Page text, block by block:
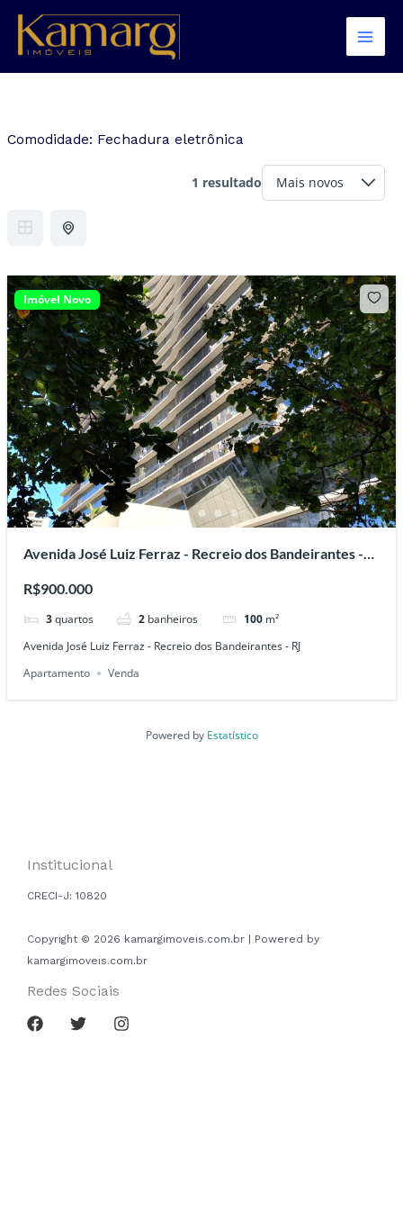
para
conteúdo
Comodidade: Fechadura eletrônica
1 resultado
Imóvel Novo
Avenida José Luiz Ferraz - Recreio dos Bandeirantes -
R$900.000
3 quartos 2 banheiros 100 m²
Avenida José Luiz Ferraz - Recreio dos Bandeirantes - RJ
Apartamento
Venda
Powered by Estatístico
Institucional
CRECI-J: 10820
Copyright © 2026 kamargimoveis.com.br | Powered by
kamargimoveis.com.br
Redes Sociais